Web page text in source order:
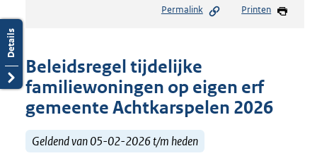
Permalink Printen
Beleidsregel tijdelijke
familiewoningen op eigen erf
gemeente Achtkarspelen 2026
Geldend van 05-02-2026 t/m heden